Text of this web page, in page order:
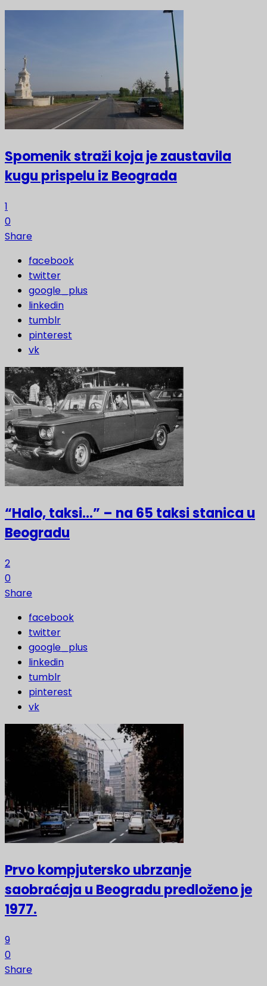
Spomenik straži koja je zaustavila
kugu prispelu iz Beograda
1
0
Share
facebook
twitter
google_plus
linkedin
tumblr
pinterest
vk
“Halo, taksi…” – na 65 taksi stanica u
Beogradu
2
0
Share
facebook
twitter
google_plus
linkedin
tumblr
pinterest
vk
Prvo kompjutersko ubrzanje
saobraćaja u Beogradu predloženo je
1977.
9
0
Share